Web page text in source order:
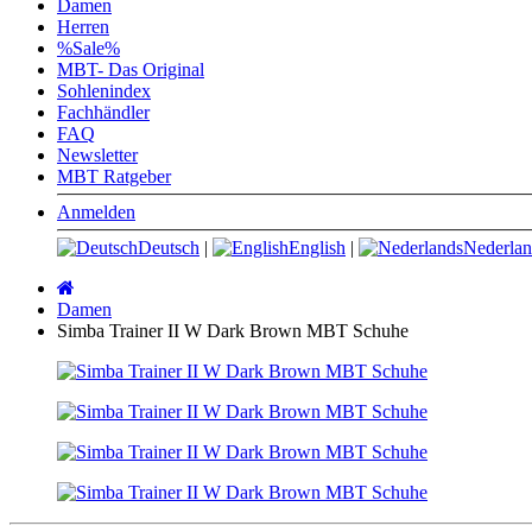
Damen
Herren
%Sale%
MBT- Das Original
Sohlenindex
Fachhändler
FAQ
Newsletter
MBT Ratgeber
Anmelden
Deutsch | English |
Damen
Simba Trainer II W Dark Brown MBT Schuhe